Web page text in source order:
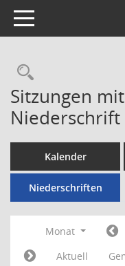
Toggle navigation
Sitzungen
Niederschrift
Kalender
Niederschriften
Monat
Aktuell